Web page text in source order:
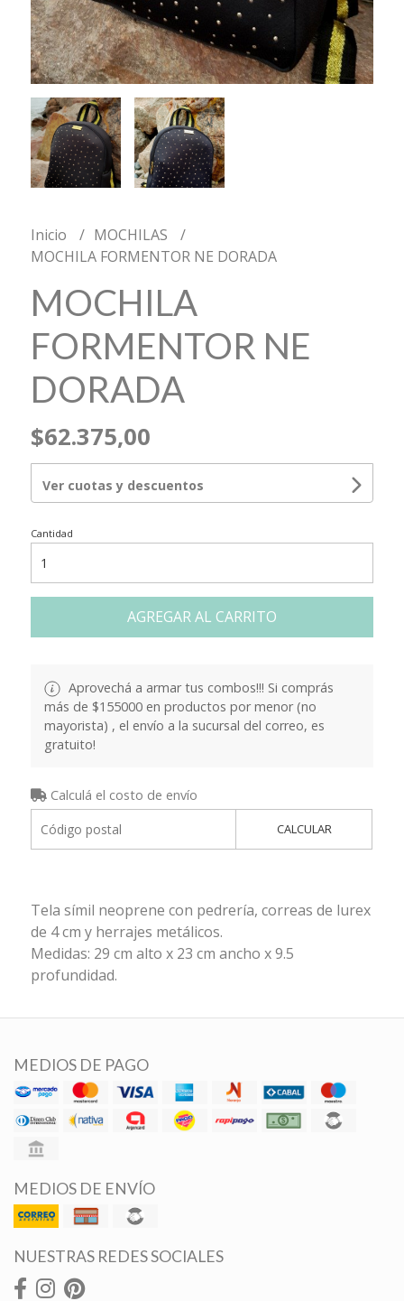
Inicio
MOCHILAS
MOCHILA FORMENTOR NE DORADA
MOCHILA
FORMENTOR NE
DORADA
$62.375,00
Ver cuotas y descuentos
Cantidad
AGREGAR AL CARRITO
Aprovechá a armar tus combos!!! Si comprás
más de $155000 en productos por menor (no
mayorista) , el envío a la sucursal del correo, es
gratuito!
Calculá el costo de envío
CALCULAR
Tela símil neoprene con pedrería, correas de lurex
de 4 cm y herrajes metálicos.
Medidas: 29 cm alto x 23 cm ancho x 9.5
profundidad.
MEDIOS DE PAGO
MEDIOS DE ENVÍO
NUESTRAS REDES SOCIALES